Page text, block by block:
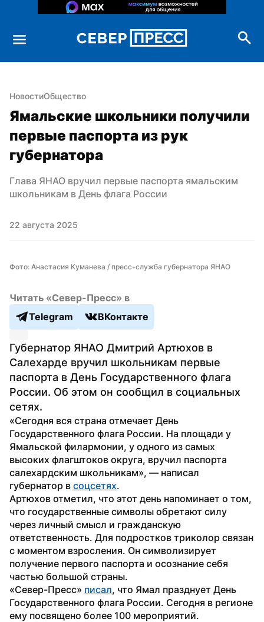
НовостиОбщество
Ямальские школьники получили
первые паспорта из рук
губернатора
Глава ЯНАО вручил первые паспорта ямальским
школьникам в День флага России
22 августа 2025
Фото: Анастасия Куманева / пресс-служба губернатора ЯНАО
Читать «Север-Пресс» в
Telegram
ВКонтакте
Губернатор ЯНАО Дмитрий Артюхов в
Салехарде вручил школьникам первые
паспорта в День Государственного флага
России. Об этом он сообщил в социальных
сетях.
«Сегодня вся страна отмечает День
Государственного флага России. На площади у
Ямальской филармонии, у одного из самых
высоких флагштоков округа, вручил паспорта
салехардским школьникам», — написал
губернатор в соцсетях.
Артюхов отметил, что этот день напоминает о том,
что государственные символы обретают силу
через личный смысл и гражданскую
ответственность. Для подростков триколор связан
с моментом взросления. Он символизирует
получение первого паспорта и осознание себя
частью большой страны.
«Север-Пресс» писал, что Ямал празднует День
Государственного флага России. Сегодня в регионе
ему посвящено более 100 мероприятий.